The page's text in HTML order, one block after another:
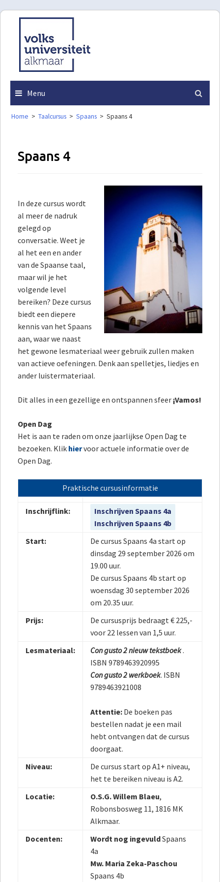
Skip
content
Menu
Home > Taalcursus > Spaans > Spaans 4
Spaans 4
In deze cursus wordt
al meer de nadruk
gelegd op
conversatie. Weet je
al het een en ander
van de Spaanse taal,
maar wil je het
volgende level
bereiken? Deze cursus
biedt een diepere
kennis van het Spaans
aan, waar we naast
het gewone lesmateriaal weer gebruik zullen maken
van actieve oefeningen. Denk aan spelletjes, liedjes en
ander luistermateriaal.
Dit alles in een gezellige en ontspannen sfeer ¡Vamos!
Open Dag
Het is aan te raden om onze jaarlijkse Open Dag te
bezoeken. Klik hiervoor actuele informatie over de
Open Dag.
Praktische cursusinformatie
Inschrijflink:
Inschrijven Spaans 4a
Inschrijven Spaans 4b
Start:
De cursus Spaans 4a start op
dinsdag 29 september 2026 om
19.00 uur.
De cursus Spaans 4b start op
woensdag 30 september 2026
om 20.35 uur.
Prijs:
De cursusprijs bedraagt € 225,-
voor 22 lessen van 1,5 uur.
Lesmateriaal:
Con gusto 2 nieuw tekstboek.
ISBN 9789463920995
Con gusto 2 werkboek. ISBN
9789463921008
Attentie: De boeken pas
bestellen nadat je een mail
hebt ontvangen dat de cursus
doorgaat.
Niveau:
De cursus start op A1+ niveau,
het te bereiken niveau is A2.
Locatie:
O.S.G. Willem Blaeu,
Robonsbosweg 11, 1816 MK
Alkmaar.
Docenten:
Wordt nog ingevuldSpaans
4a
Mw. Maria Zeka-Paschou
Spaans 4b